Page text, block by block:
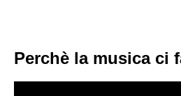
Perchè la musica ci